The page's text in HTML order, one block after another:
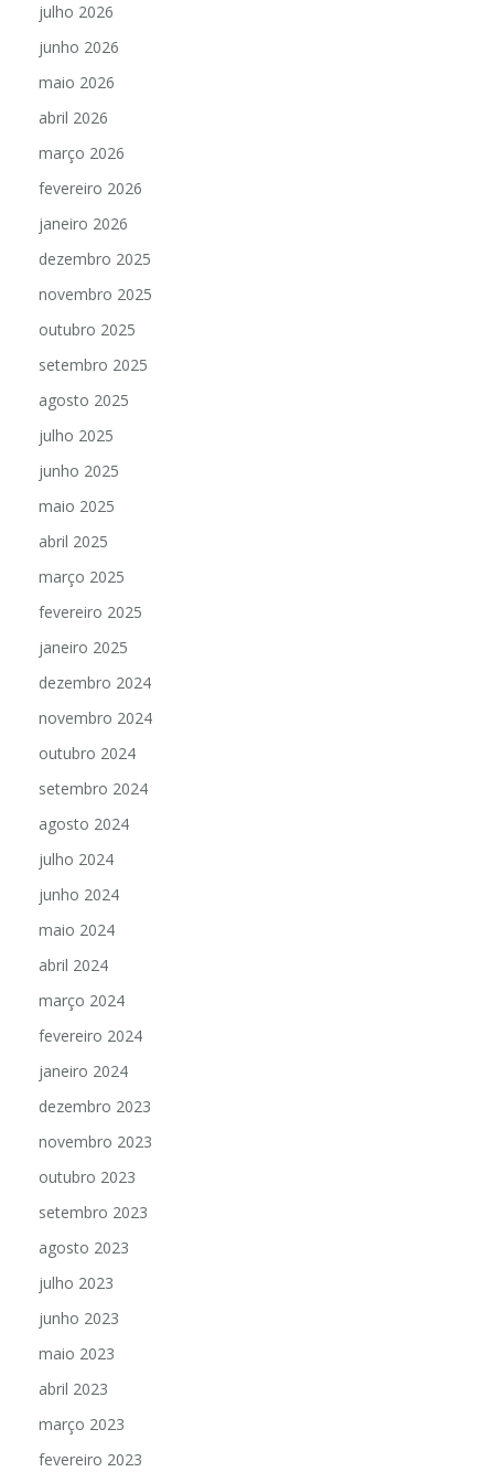
julho 2026
junho 2026
maio 2026
abril 2026
março 2026
fevereiro 2026
janeiro 2026
dezembro 2025
novembro 2025
outubro 2025
setembro 2025
agosto 2025
julho 2025
junho 2025
maio 2025
abril 2025
março 2025
fevereiro 2025
janeiro 2025
dezembro 2024
novembro 2024
outubro 2024
setembro 2024
agosto 2024
julho 2024
junho 2024
maio 2024
abril 2024
março 2024
fevereiro 2024
janeiro 2024
dezembro 2023
novembro 2023
outubro 2023
setembro 2023
agosto 2023
julho 2023
junho 2023
maio 2023
abril 2023
março 2023
fevereiro 2023